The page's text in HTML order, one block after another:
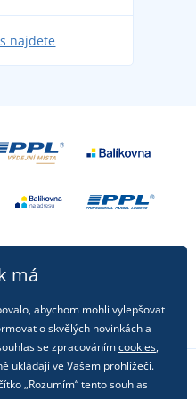
najdete
sítích
má
abychom mohli vylepšovat
o skvělých novinkách a
se zpracovánímcookies,
ukládají ve Vašem prohlížeči.
„Rozumím“ tento souhlas